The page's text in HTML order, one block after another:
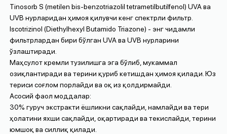
Tinosorb S (metilen bis-benzotriazolil tetrametilbutilfenol) UVA вa
UVB нурларидан ҳимоя қилувчи кенг спектрли фильтр.
Iscotrizinol (Diethylhexyl Butamido Triazone) - энг чидамли
фильтрлардан бири бўлган UVA вa UVB нурларини
ўзлаштиради.
Маҳсулот кремли тузилишга эга бўлиб, мукаммал
озиқлантиради ва терини қуриб кетишдан ҳимоя қилади. Юз
териси соғлом порлайди ва оқ из қолдирмайди.
Асосий фаол моддалар:
30% гуруч экстракти ёшликни сақлайди, намлайди ва тери
ҳолатини яхши сақлайди, оқартиради ва текислайди, терини
юмшоқ ва силлиқ қилади.